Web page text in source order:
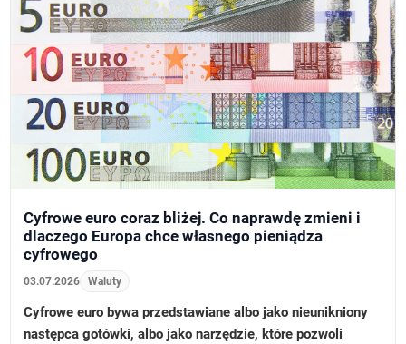
Cyfrowe euro coraz bliżej. Co naprawdę zmieni i
dlaczego Europa chce własnego pieniądza
cyfrowego
03.07.2026 Waluty
Cyfrowe euro bywa przedstawiane albo jako nieunikniony
następca gotówki, albo jako narzędzie, które pozwoli